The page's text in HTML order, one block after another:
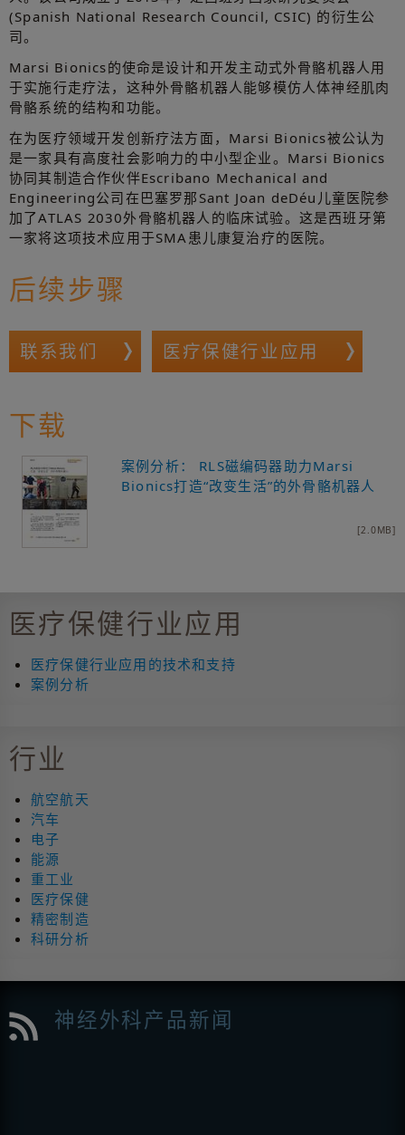
(Spanish National Research Council, CSIC) 的衍生公
司。
Marsi Bionics的使命是设计和开发主动式外骨骼机器人用
于实施行走疗法，这种外骨骼机器人能够模仿人体神经肌肉
骨骼系统的结构和功能。
在为医疗领域开发创新疗法方面，Marsi Bionics被公认为
是一家具有高度社会影响力的中小型企业。Marsi Bionics
协同其制造合作伙伴Escribano Mechanical and
Engineering公司在巴塞罗那Sant Joan deDéu儿童医院参
加了ATLAS 2030外骨骼机器人的临床试验。这是西班牙第
一家将这项技术应用于SMA患儿康复治疗的医院。
后续步骤
联系我们 医疗保健行业应用
下载
案例分析： RLS磁编码器助力Marsi
Bionics打造“改变生活”的外骨骼机器人
[2.0MB]
医疗保健行业应用
医疗保健行业应用的技术和支持
案例分析
行业
航空航天
汽车
电子
能源
重工业
医疗保健
精密制造
科研分析
神经外科产品新闻